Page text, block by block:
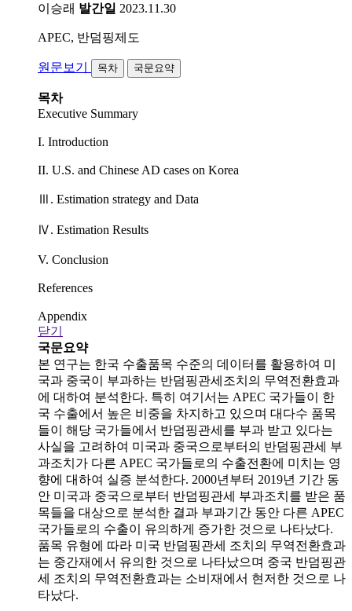
이승래 발간일 2023.11.30
APEC, 반덤핑제도
원문보기 목차 국문요약
목차
Executive Summary
I. Introduction
II. U.S. and Chinese AD cases on Korea
Ⅲ. Estimation strategy and Data
Ⅳ. Estimation Results
V. Conclusion
References
Appendix
닫기
국문요약
본 연구는 한국 수출품목 수준의 데이터를 활용하여 미
국과 중국이 부과하는 반덤핑관세조치의 무역전환효과
에 대하여 분석한다. 특히 여기서는 APEC 국가들이 한
국 수출에서 높은 비중을 차지하고 있으며 대다수 품목
들이 해당 국가들에서 반덤핑관세를 부과 받고 있다는
사실을 고려하여 미국과 중국으로부터의 반덤핑관세 부
과조치가 다른 APEC 국가들로의 수출전환에 미치는 영
향에 대하여 실증 분석한다. 2000년부터 2019년 기간 동
안 미국과 중국으로부터 반덤핑관세 부과조치를 받은 품
목들을 대상으로 분석한 결과 부과기간 동안 다른 APEC
국가들로의 수출이 유의하게 증가한 것으로 나타났다.
품목 유형에 따라 미국 반덤핑관세 조치의 무역전환효과
는 중간재에서 유의한 것으로 나타났으며 중국 반덤핑관
세 조치의 무역전환효과는 소비재에서 현저한 것으로 나
타났다.